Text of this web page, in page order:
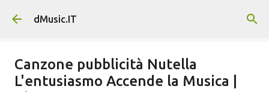
Passa ai contenuti principali
dMusic.IT
Canzone pubblicità Nutella
L'entusiasmo Accende la Musica |